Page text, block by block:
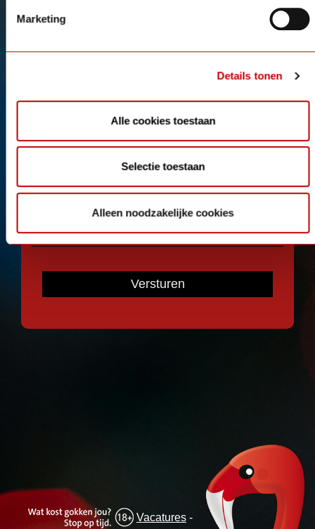
Marketing
Details tonen
Alle cookies toestaan
Selectie toestaan
Alleen noodzakelijke cookies
Versturen
Vacatures -